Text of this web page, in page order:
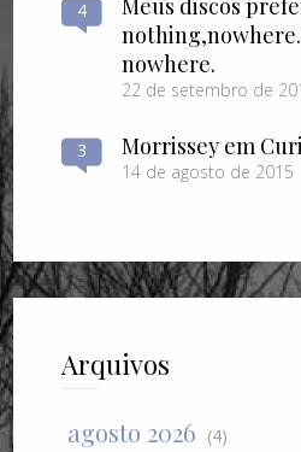
4
nowhere.
22 de setembro de
3 Morrissey em
14 de agosto de 2015
Arquivos
agosto 2026 (4)